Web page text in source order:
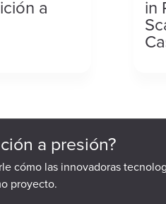
a in
a presión?
cómo las innovadoras
proyecto.